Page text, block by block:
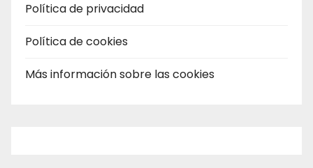
Política de privacidad
Política de cookies
Más información sobre las cookies